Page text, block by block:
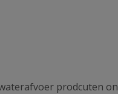
prodcuten